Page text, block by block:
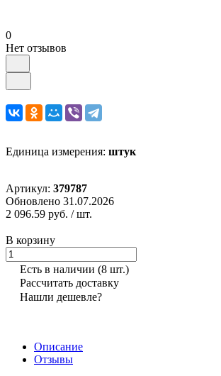
0
Нет отзывов
Единица измерения: штук
Артикул: 379787
Обновлено 31.07.2026
2 096.59 руб. / шт.
В корзину
Есть в наличии (8 шт.)
Рассчитать доставку
Нашли дешевле?
Описание
Отзывы